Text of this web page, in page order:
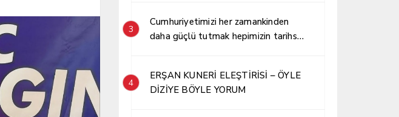
3
Cumhuriyetimizi her zamankinden
daha güçlü tutmak hepimizin tarihsel
4
ERŞAN KUNERİ ELEŞTİRİSİ – ÖYLE
DİZİYE BÖYLE YORUM